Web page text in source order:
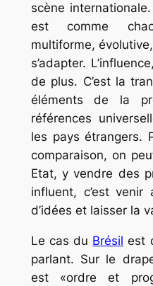
scène
est comme
multiforme,
s’adapter.
de plus. C’est la
éléments de la
références
les pays étrangers.
comparaison, on
Etat, y vendre des
influent, c’est venir
d’idées et laisser la
Le cas du Brésil est
parlant. Sur le
est «ordre et